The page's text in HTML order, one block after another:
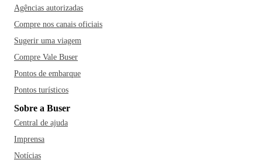
Agências autorizadas
Compre nos canais oficiais
Sugerir uma viagem
Compre Vale Buser
Pontos de embarque
Pontos turísticos
Sobre a Buser
Central de ajuda
Imprensa
Notícias